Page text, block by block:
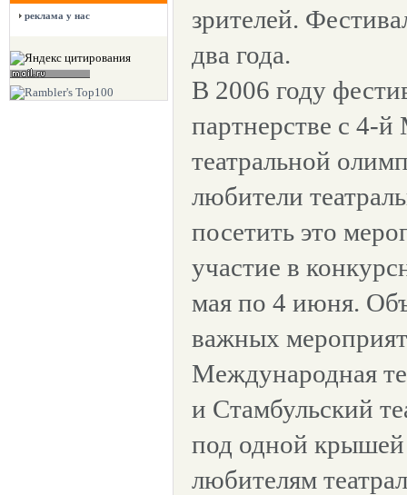
реклама у нас
зрителей.
два года.
В 2006 году
партнерстве с 4-
театральной
любители
посетить это
участие в
мая по 4 июня.
важных
Международная
и Стамбульский
под одной крышей
любителям